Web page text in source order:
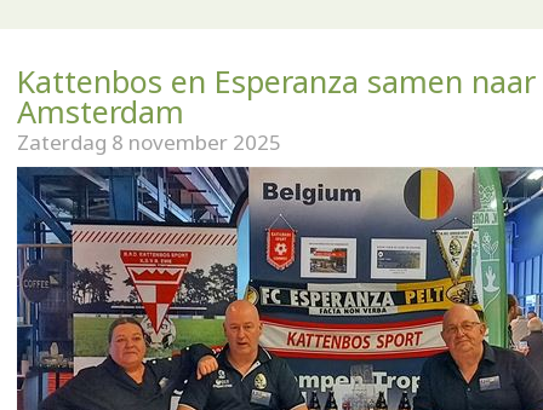
Kattenbos en Esperanza samen naar
Amsterdam
Zaterdag 8 november 2025